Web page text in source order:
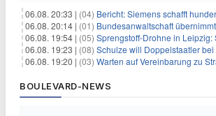
06.08. 20:33 | (04) Bericht: Siemens schafft
06.08. 20:14 | (01) Bundesanwaltschaft übernimmt
06.08. 19:54 | (05) Sprengstoff-Drohne in Leipzig:
06.08. 19:23 | (08) Schulze will Doppelstaatler bei
06.08. 19:20 | (03) Warten auf Vereinbarung zu
BOULEVARD-NEWS